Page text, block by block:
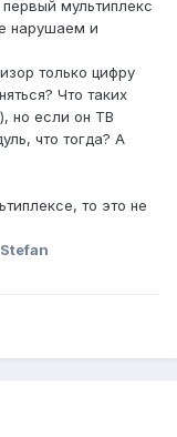
мультиплекс
нарушаем и
только цифру
Что таких
но если он ТВ
что тогда? А
то это не